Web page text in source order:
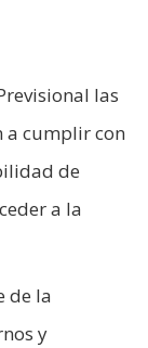
las
a cumplir con
de
a la
de la
y